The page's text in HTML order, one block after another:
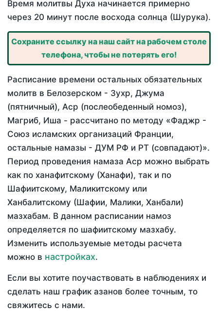
Время молитвы Духа начинается примерно
через 20 минут после восхода солнца (Шурука).
Сохраните ссылку на наш сайт на рабочем столе
телефона, чтобы не потерять его!
Расписание времени остальных обязательных
молитв в Белозерском - Зухр, Джума
(пятничный), Аср (послеобеденный номоз),
Магриб, Иша - рассчитано по методу «Фаджр -
Союз исламских организаций Франции,
остальные намазы - ДУМ РФ и РТ (совпадают)».
Период проведения намаза Аср можно выбрать
как по ханафитскому (Ханафи), так и по
Шафиитскому, Маликитскому или
Ханбалитскому (Шафии, Малики, Ханбали)
мазхабам. В данном расписании намоз
определяется по шафиитскому мазхабу.
Изменить используемые методы расчета
можно в настройках.
Если вы хотите поучаствовать в наблюдениях и
сделать наш график азанов более точным, то
свяжитесь с нами.